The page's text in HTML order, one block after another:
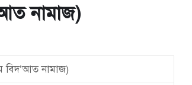
নামাজ)
বিদ’আত নামাজ)